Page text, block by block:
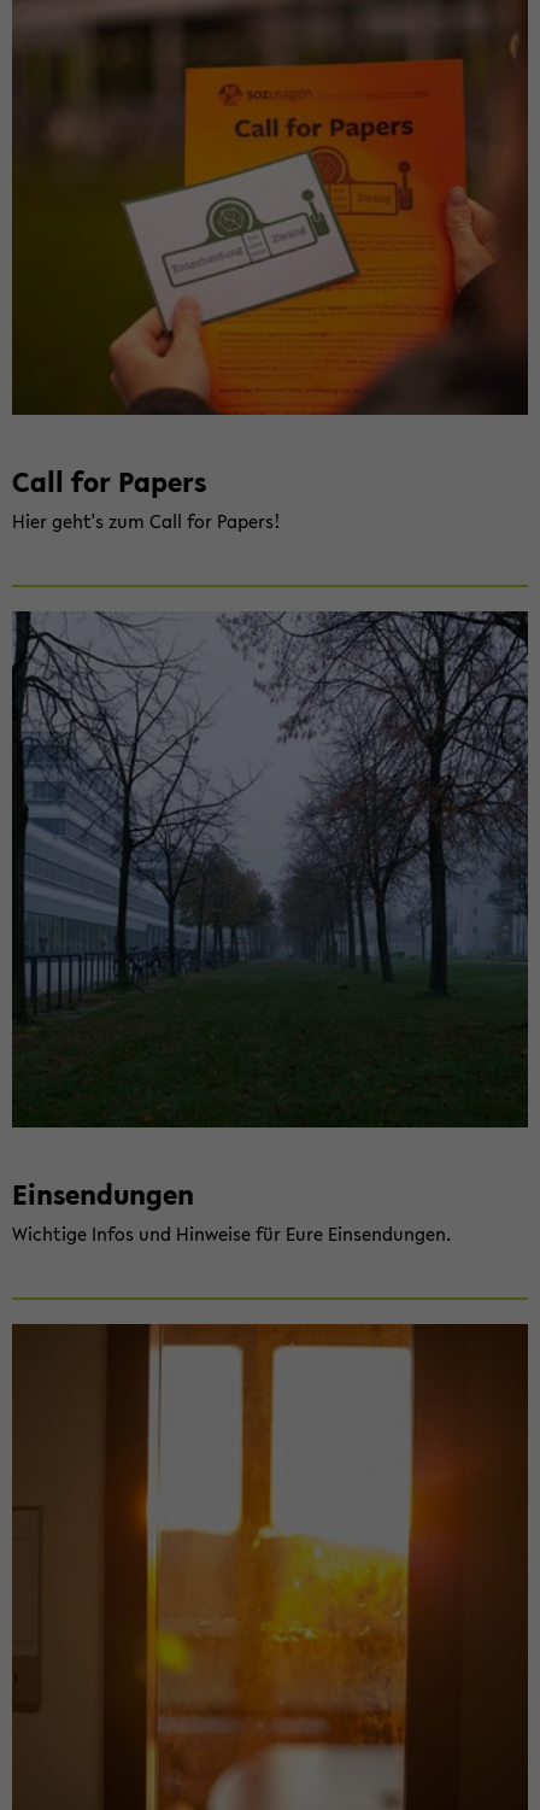
Call for Pa­pers
Hier geht's zum Call for Pa­pers!
Ein­sen­dun­gen
Wich­ti­ge Infos und Hin­wei­se für Eure Ein­sen­dun­gen.